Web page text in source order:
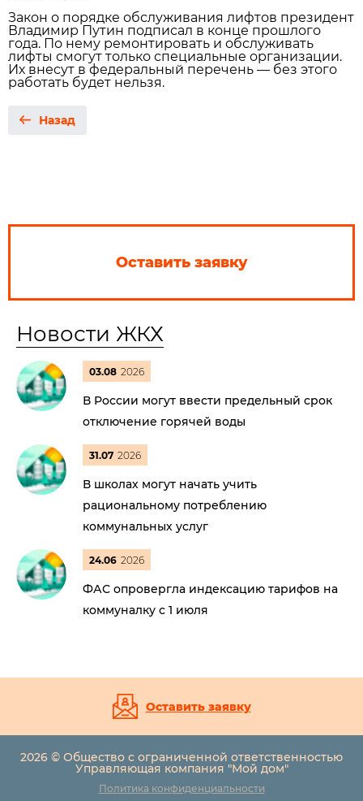
Закон о порядке обслуживания лифтов президент
Владимир Путин подписал в конце прошлого
года. По нему ремонтировать и обслуживать
лифты смогут только специальные организации.
Их внесут в федеральный перечень — без этого
работать будет нельзя.
Назад
Оставить заявку
Новости ЖКХ
03.08 2026
В России могут ввести предельный срок
отключение горячей воды
31.07 2026
В школах могут начать учить
рациональному потреблению
коммунальных услуг
24.06 2026
ФАС опровергла индексацию тарифов на
коммуналку с 1 июля
Оставить заявку
2026 © Общество с ограниченной ответственностью
Управляющая компания "Мой дом"
Политика конфиденциальности